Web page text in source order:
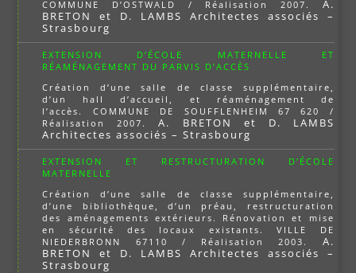
COMMUNE D’OSTWALD / Réalisation 2007. A.
BRETON et D. LAMBS Architectes associés –
Strasbourg
EXTENSION D’ÉCOLE MATERNELLE ET
RÉAMÉNAGEMENT DU PARVIS D’ACCÈS
Création d’une salle de classe supplémentaire,
d’un hall d’accueil, et réaménagement de
l’accès. COMMUNE DE SOUFFLENHEIM 67 620 /
Réalisation 2007.A. BRETON et D. LAMBS
Architectes associés – Strasbourg
EXTENSION ET RESTRUCTURATION D’ÉCOLE
MATERNELLE
Création d’une salle de classe supplémentaire,
d’une bibliothèque, d’un préau, restructuration
des aménagements extérieurs. Rénovation et mise
en sécurité des locaux existants. VILLE DE
NIEDERBRONN 67110 / Réalisation 2003. A.
BRETON et D. LAMBS Architectes associés –
Strasbourg